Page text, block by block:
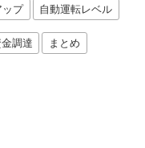
ップ 自動運転レベル
調達 まとめ